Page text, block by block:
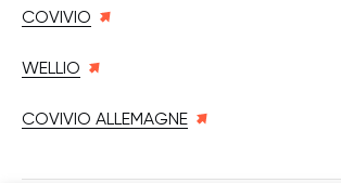
COVIVIO
WELLIO
COVIVIO ALLEMAGNE